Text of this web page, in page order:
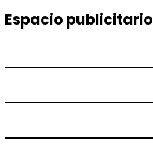
Espacio publicitario